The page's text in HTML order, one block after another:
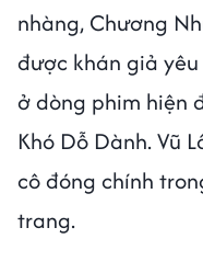
nhàng, Chương
được khán giả
ở dòng phim hiện
Khó Dỗ Dành. Vũ
cô đóng chính
trang.